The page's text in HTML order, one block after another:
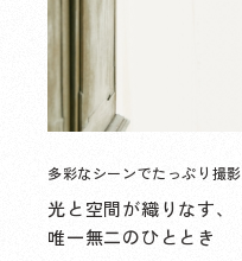
多彩なシーンでたっぷり撮影
光と空間が織りなす、
唯一無二のひととき